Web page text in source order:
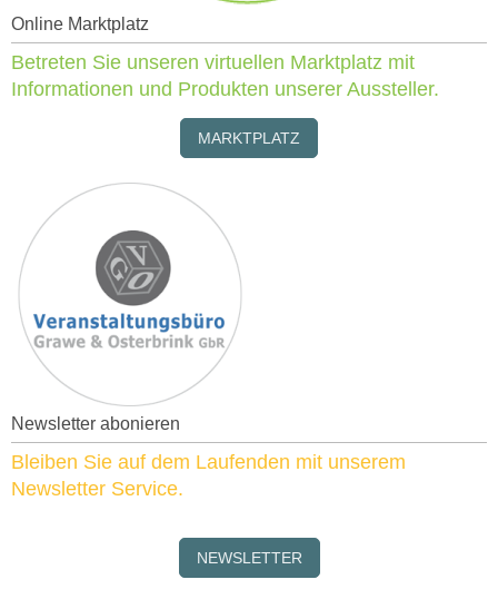
Online Marktplatz
Betreten Sie unseren virtuellen Marktplatz mit
Informationen und Produkten unserer Aussteller.
MARKTPLATZ
Newsletter abonieren
Bleiben Sie auf dem Laufenden mit unserem
Newsletter Service.
NEWSLETTER